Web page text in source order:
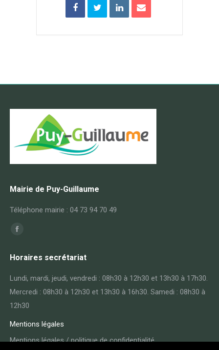
Mairie de Puy-Guillaume
Téléphone mairie : 04 73 94 70 49
Trouvez nous sur :
Facebook
opens
Horaires secrétariat
Lundi, mardi, jeudi, vendredi : 08h30 à 12h30 et 13h30 à 17h30.
Mercredi : 08h30 à 12h30 et 13h30 à 16h30. Samedi : 08h30 à
12h30
Mentions légales
Mentions légales / politique de confidentialité